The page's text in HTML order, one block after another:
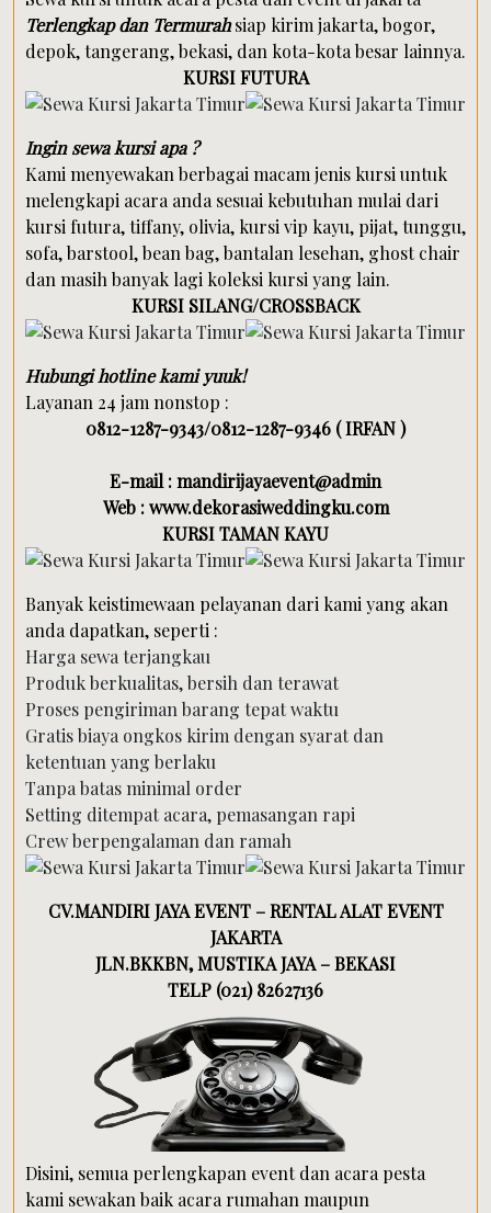
Terlengkap dan Termurahsiap kirim jakarta, bogor,
depok, tangerang, bekasi, dan kota-kota besar lainnya.
KURSI FUTURA
Ingin sewa kursi apa ?
Kami menyewakan berbagai macam jenis kursi untuk
melengkapi acara anda sesuai kebutuhan mulai dari
kursi futura, tiffany, olivia, kursi vip kayu, pijat, tunggu,
sofa, barstool, bean bag, bantalan lesehan, ghost chair
dan masih banyak lagi koleksi kursi yang lain.
KURSI SILANG/CROSSBACK
Hubungi hotline kami yuuk!
Layanan 24 jam nonstop :
0812-1287-9343/0812-1287-9346 ( IRFAN )
E-mail : mandirijayaevent@admin
Web : www.dekorasiweddingku.com
KURSI TAMAN KAYU
Banyak keistimewaan pelayanan dari kami yang akan
anda dapatkan, seperti :
Harga sewa terjangkau
Produk berkualitas, bersih dan terawat
Proses pengiriman barang tepat waktu
Gratis biaya ongkos kirim dengan syarat dan
ketentuan yang berlaku
Tanpa batas minimal order
Setting ditempat acara, pemasangan rapi
Crew berpengalaman dan ramah
CV.MANDIRI JAYA EVENT – RENTAL ALAT EVENT
JAKARTA
JLN.BKKBN, MUSTIKA JAYA – BEKASI
TELP (021) 82627136
Disini, semua perlengkapan event dan acara pesta
kami sewakan baik acara rumahan maupun